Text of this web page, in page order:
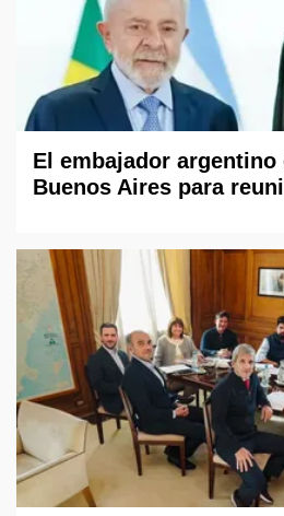
El embajador
Buenos Aires para